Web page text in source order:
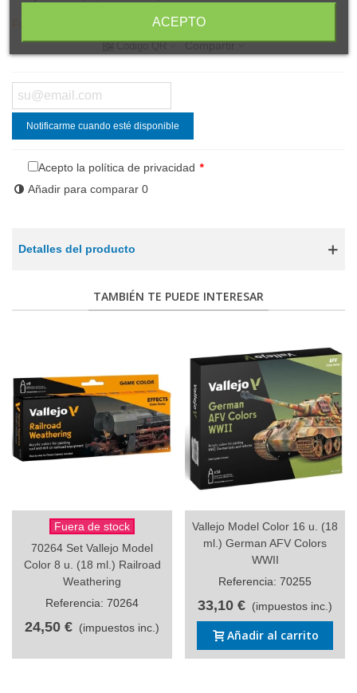
Código QR Compartir
Notificarme cuando esté disponible
Acepto la política de privacidad *
Añadir para comparar 0
Detalles del producto
TAMBIÉN TE PUEDE INTERESAR
Fuera de stock
70264 Set Vallejo Model
Color 8 u. (18 ml.) Railroad
Weathering
Referencia: 70264
24,50 € (impuestos inc.)
Vallejo Model Color 16 u. (18
ml.) German AFV Colors
WWII
Referencia: 70255
33,10 € (impuestos inc.)
Añadir al carrito
ACEPTO